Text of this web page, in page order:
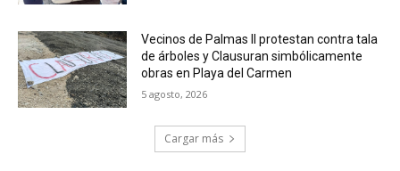
Vecinos de Palmas II protestan contra tala
de árboles y Clausuran simbólicamente
obras en Playa del Carmen
5 agosto, 2026
Cargar más